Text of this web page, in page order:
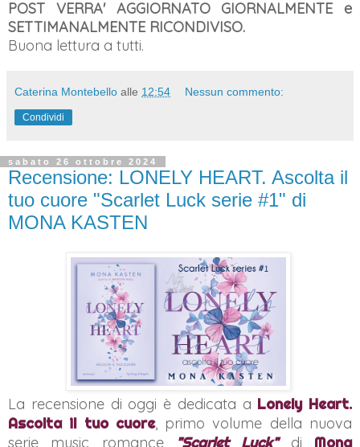
POST VERRA' AGGIORNATO GIORNALMENTE e
SETTIMANALMENTE RICONDIVISO.
Buona lettura a tutti.
Caterina Montebello alle 12:54 Nessun commento:
Condividi
sabato 26 ottobre 2024
Recensione: LONELY HEART. Ascolta il
tuo cuore "Scarlet Luck serie #1" di
MONA KASTEN
La recensione di oggi è dedicata a Lonely Heart.
Ascolta il tuo cuore, primo volume della nuova
serie music romance
"Scarlet Luck"di Mona